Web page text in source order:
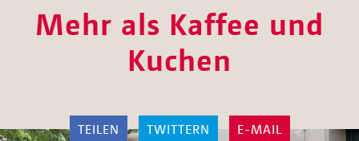
Mehr als Kaffee und
Kuchen
TEILEN TWITTERN E-MAIL